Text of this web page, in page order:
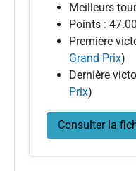
Meilleurs
Points : 47.00
Première
Grand Prix)
Dernière
Prix)
Consulter la